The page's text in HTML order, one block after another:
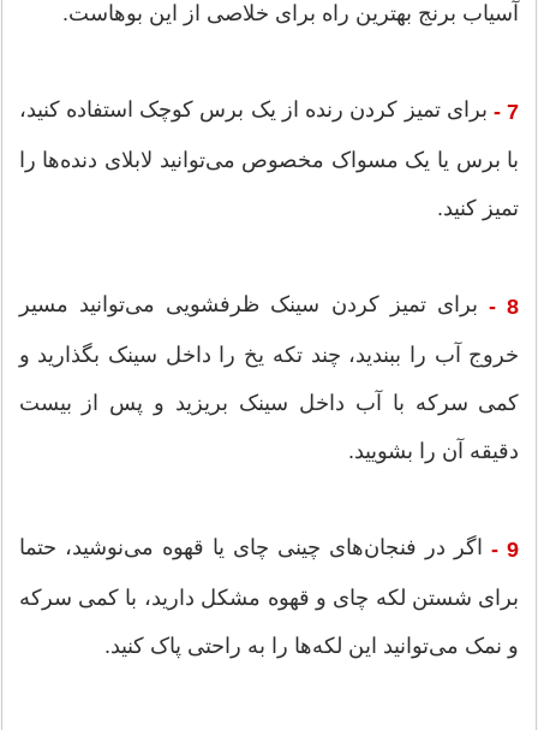
آسیاب برنج بهترین راه برای خلاصی از این بوهاست.
7 - برای تمیز کردن رنده از یک برس کوچک استفاده کنید،
با برس یا یک مسواک مخصوص می‌توانید لابلای دنده‌ها را
تمیز کنید.
8 - برای تمیز کردن سینک ظرفشویی می‌توانید مسیر
خروج آب را ببندید، چند تکه یخ را داخل سینک بگذارید و
کمی سرکه با آب داخل سینک بریزید و پس از بیست
دقیقه آن را بشویید.
9 - اگر در فنجان‌های چینی چای یا قهوه می‌نوشید، حتما
برای شستن لکه چای و قهوه مشکل دارید، با کمی سرکه
و نمک می‌توانید این لکه‌ها را به راحتی پاک کنید.